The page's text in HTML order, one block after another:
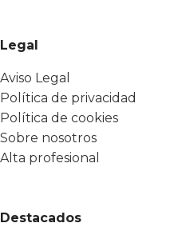
Legal
Aviso Legal
Política de privacidad
Política de cookies
Sobre nosotros
Alta profesional
Destacados